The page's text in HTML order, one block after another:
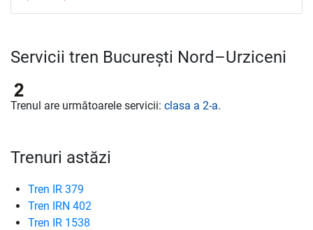
Servicii tren București Nord–Urziceni
Trenul are următoarele servicii: clasa a 2-a.
Trenuri astăzi
Tren IR 379
Tren IRN 402
Tren IR 1538